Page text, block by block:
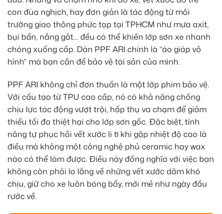
con đùa nghịch, hay đơn giản là tác động từ môi
trường giao thông phức tạp tại TPHCM như mưa axit,
bụi bẩn, nắng gắt… đều có thể khiến lớp sơn xe nhanh
chóng xuống cấp. Dán PPF ARI chính là “áo giáp vô
hình” mà bạn cần để bảo vệ tài sản của mình.
PPF ARI không chỉ đơn thuần là một lớp phim bảo vệ.
Với cấu tạo từ TPU cao cấp, nó có khả năng chống
chịu lực tác động vượt trội, hấp thụ va chạm để giảm
thiểu tối đa thiệt hại cho lớp sơn gốc. Đặc biệt, tính
năng tự phục hồi vết xước li ti khi gặp nhiệt độ cao là
điều mà không một công nghệ phủ ceramic hay wax
nào có thể làm được. Điều này đồng nghĩa với việc bạn
không còn phải lo lắng về những vết xước dăm khó
chịu, giữ cho xe luôn bóng bẩy, mới mẻ như ngày đầu
rước về.